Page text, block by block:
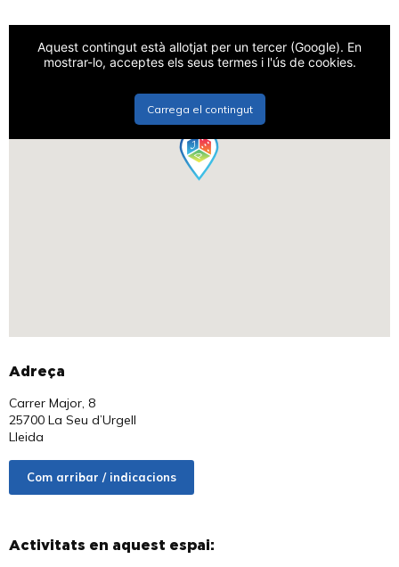
Aquest contingut està allotjat per un tercer (Google). En
mostrar-lo, acceptes els seus termes i l'ús de cookies.
Carrega el contingut
Adreça
Carrer Major, 8
25700 La Seu d’Urgell
Lleida
Com arribar / indicacions
Activitats en aquest espai: